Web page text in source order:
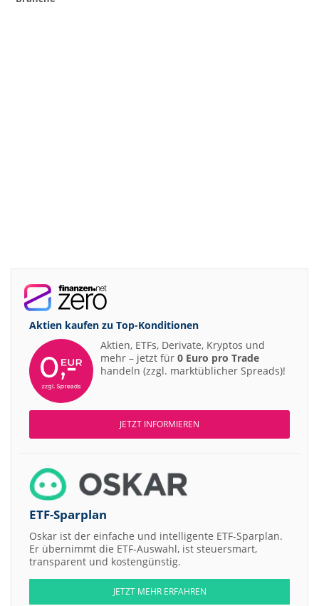
Aktien kaufen zu Top-Konditionen
Aktien, ETFs, Derivate, Kryptos und
mehr – jetzt für 0 Euro pro Trade
handeln (zzgl. marktüblicher Spreads)!
JETZT INFORMIEREN
ETF-Sparplan
Oskar ist der einfache und intelligente ETF-Sparplan.
Er übernimmt die ETF-Auswahl, ist steuersmart,
transparent und kostengünstig.
JETZT MEHR ERFAHREN